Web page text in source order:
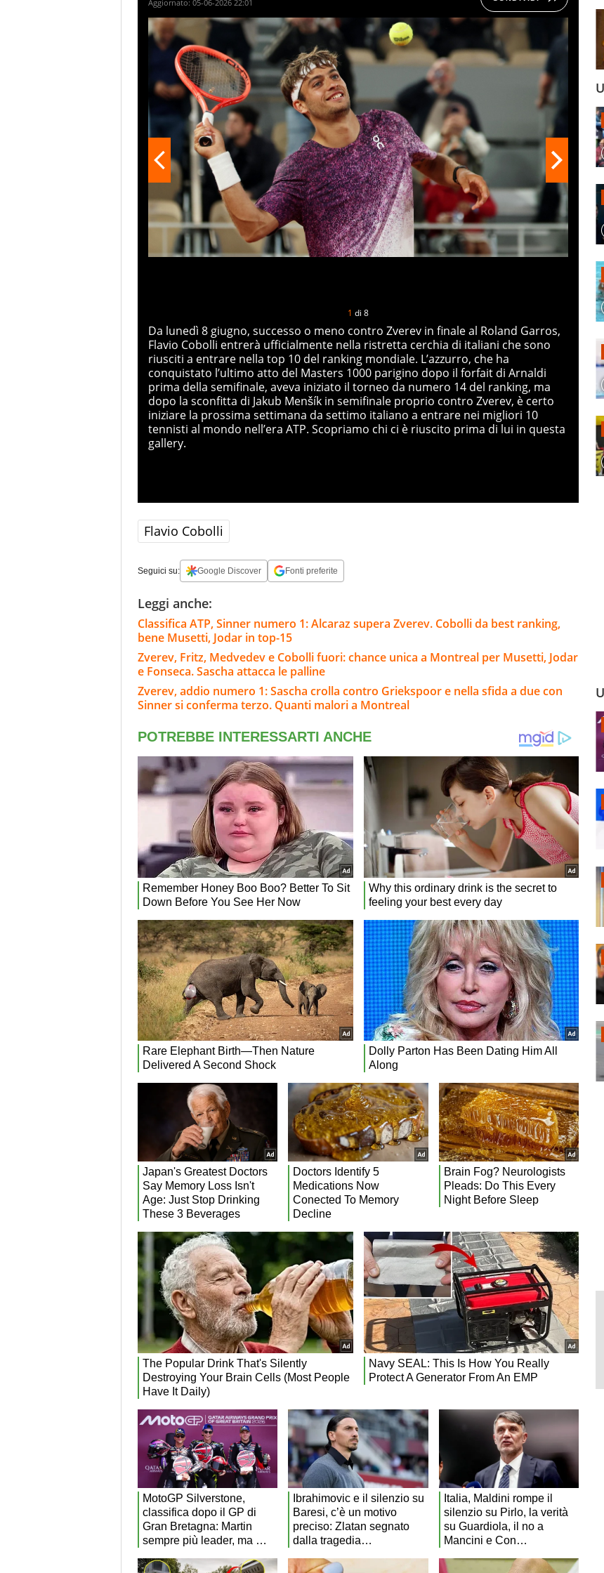
Aggiornato: 05-06-2026 22:01
1 di 8
Da lunedì 8 giugno, successo o meno contro Zverev in finale al Roland Garros,
Flavio Cobolli entrerà ufficialmente nella ristretta cerchia di italiani che sono
riusciti a entrare nella top 10 del ranking mondiale. L’azzurro, che ha
conquistato l’ultimo atto del Masters 1000 parigino dopo il forfait di Arnaldi
prima della semifinale, aveva iniziato il torneo da numero 14 del ranking, ma
dopo la sconfitta di Jakub Menšík in semifinale proprio contro Zverev, è certo
iniziare la prossima settimana da settimo italiano a entrare nei migliori 10
tennisti al mondo nell’era ATP. Scopriamo chi ci è riuscito prima di lui in questa
gallery.
Flavio Cobolli
Seguici su: Google Discover Fonti preferite
Leggi anche:
Classifica ATP, Sinner numero 1: Alcaraz supera Zverev. Cobolli da best ranking,
bene Musetti, Jodar in top-15
Zverev, Fritz, Medvedev e Cobolli fuori: chance unica a Montreal per Musetti, Jodar
e Fonseca. Sascha attacca le palline
Zverev, addio numero 1: Sascha crolla contro Griekspoor e nella sfida a due con
Sinner si conferma terzo. Quanti malori a Montreal